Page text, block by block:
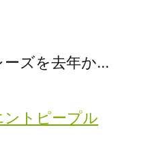
ーズを去年か…
トピープル